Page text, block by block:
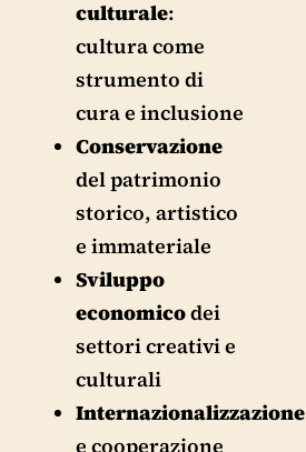
culturale:
cultura come
strumento di
cura e inclusione
Conservazione
del patrimonio
storico, artistico
e immateriale
Sviluppo
economicodei
settori creativi e
culturali
Internazionalizzazione
e cooperazione